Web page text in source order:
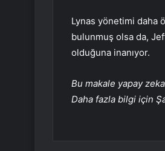
Lynas yönetimi daha
bulunmuş olsa da,
olduğuna inanıyor.
Bu makale yapay
Daha fazla bilgi için